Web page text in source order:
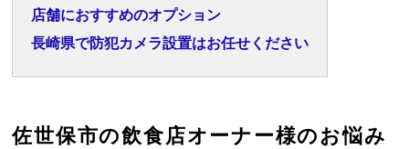
店舗におすすめのオプション
長崎県で防犯カメラ設置はお任せください
佐世保市の飲食店オーナー様のお悩み